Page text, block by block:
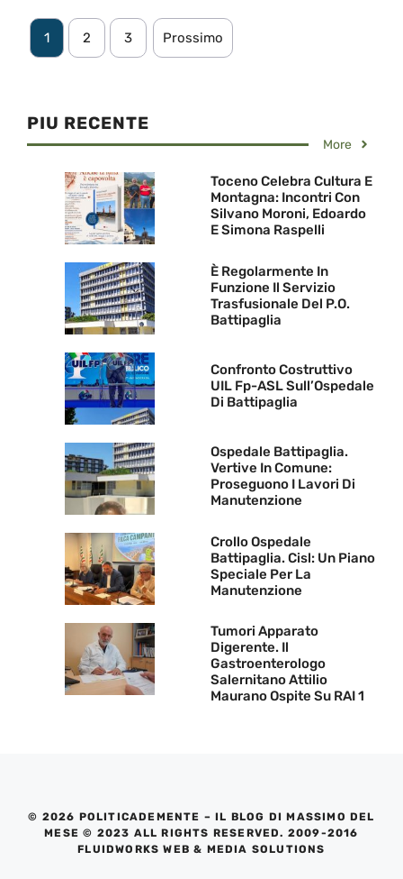
1 2 3 Prossimo
PIU RECENTE
More
Toceno Celebra Cultura E
Montagna: Incontri Con
Silvano Moroni, Edoardo
E Simona Raspelli
È Regolarmente In
Funzione Il Servizio
Trasfusionale Del P.O.
Battipaglia
Confronto Costruttivo
UIL Fp-ASL Sull’Ospedale
Di Battipaglia
Ospedale Battipaglia.
Vertive In Comune:
Proseguono I Lavori Di
Manutenzione
Crollo Ospedale
Battipaglia. Cisl: Un Piano
Speciale Per La
Manutenzione
Tumori Apparato
Digerente. Il
Gastroenterologo
Salernitano Attilio
Maurano Ospite Su RAI 1
© 2026 POLITICADEMENTE – IL BLOG DI MASSIMO DEL
MESE © 2023 ALL RIGHTS RESERVED. 2009-2016
FLUIDWORKS WEB & MEDIA SOLUTIONS